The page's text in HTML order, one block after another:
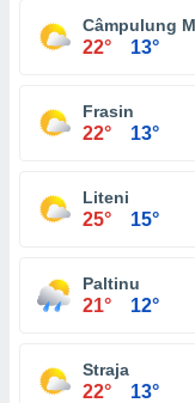
Câmpulung
22° 13°
Frasin
22° 13°
Liteni
25° 15°
Paltinu
21° 12°
Straja
22° 13°